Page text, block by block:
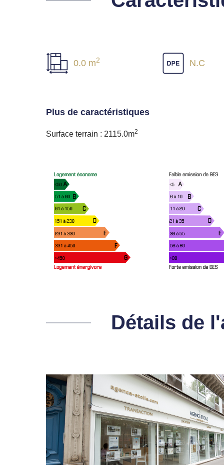
0.0 m2 N.C
Plus de caractéristiques
Surface terrain : 2115.0m2
Détails de